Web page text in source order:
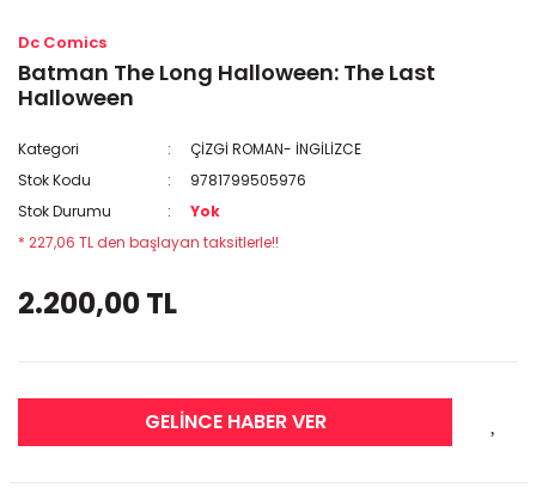
Dc Comics
Batman The Long Halloween: The Last
Halloween
Kategori
ÇİZGİ ROMAN- İNGİLİZCE
Stok Kodu
9781799505976
Stok Durumu
Yok
* 227,06 TL den başlayan taksitlerle!!
2.200,00 TL
GELİNCE HABER VER